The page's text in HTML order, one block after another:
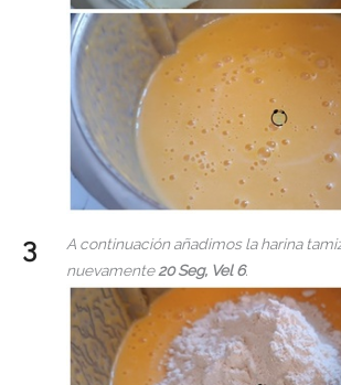
A continuación añadimos la harina
nuevamente20 Seg, Vel 6.